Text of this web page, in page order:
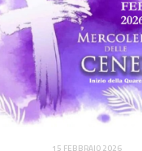
15 FEBBRAIO 2026